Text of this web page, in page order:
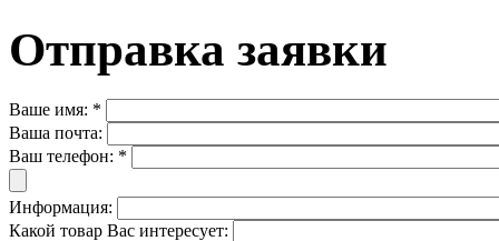
Отправка заявки
Ваше имя: *
Ваша почта:
Ваш телефон: *
Информация:
Какой товар Вас интересует: